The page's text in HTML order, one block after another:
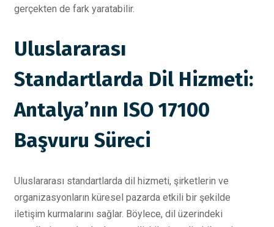
gerçekten de fark yaratabilir.
Uluslararası
Standartlarda Dil Hizmeti:
Antalya’nın ISO 17100
Başvuru Süreci
Uluslararası standartlarda dil hizmeti, şirketlerin ve
organizasyonların küresel pazarda etkili bir şekilde
iletişim kurmalarını sağlar. Böylece, dil üzerindeki